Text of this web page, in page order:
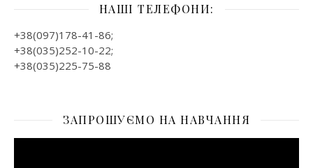
НАШІ ТЕЛЕФОНИ:
+38(097)178-41-86;
+38(035)252-10-22;
+38(035)225-75-88
ЗАПРОШУЄМО НА НАВЧАННЯ
Відеопрогравач